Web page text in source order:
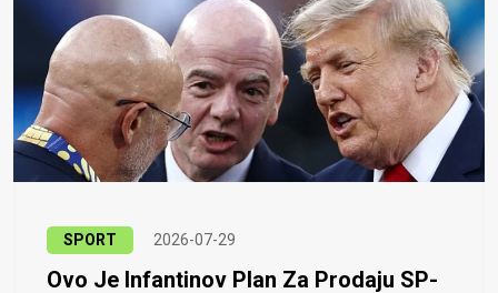
SPORT 2026-07-29
Ovo Je Infantinov Plan Za Prodaju SP-